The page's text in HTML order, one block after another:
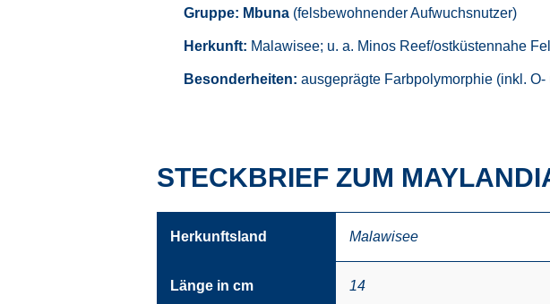
Gruppe: Mbuna(felsbewohnender Aufwuchsnutzer)
Herkunft: Malawisee; u. a. Minos Reef/ostküstennahe
Besonderheiten: ausgeprägte Farbpolymorphie (inkl.
STECKBRIEF ZUM
Herkunftsland Malawisee
Länge in cm 14